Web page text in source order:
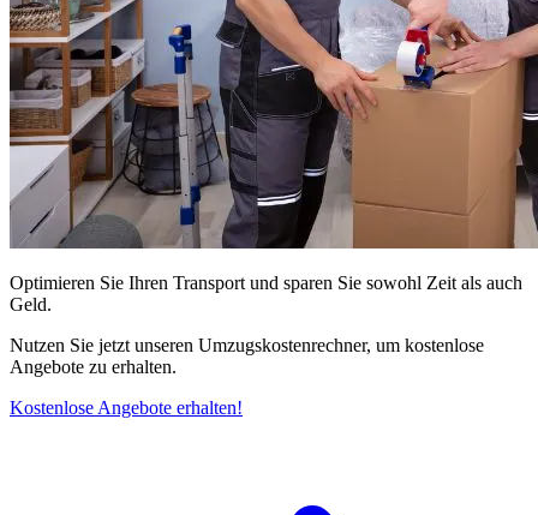
Optimieren Sie Ihren Transport und sparen Sie sowohl Zeit als auch
Geld.
Nutzen Sie jetzt unseren Umzugskostenrechner, um kostenlose
Angebote zu erhalten.
Kostenlose Angebote erhalten!